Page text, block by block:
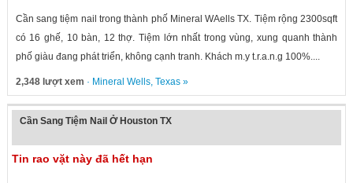
Cần sang tiệm nail trong thành phố Mineral WAells TX. Tiệm rộng 2300sqft
có 16 ghế, 10 bàn, 12 thợ. Tiệm lớn nhất trong vùng, xung quanh thành
phố giàu đang phát triển, không cạnh tranh. Khách m.y t.r.a.n.g 100%....
2,348 lượt xem · Mineral Wells, Texas»
Cần Sang Tiệm Nail Ở Houston TX
Tin rao vặt này đã hết hạn